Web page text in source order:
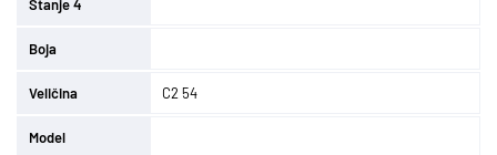
Stanje 4
Boja
Veličina C2 54
Model